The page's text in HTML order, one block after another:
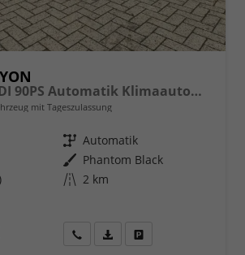
Trend 1.0 T-GDI 90PS Automatik Klimaautomatik Rückf.Kamera Parksensoren Sitzheizung Lenkradheizung Bluetooth Touchscreen Tempomat Apple CarPlay + Android Auto 16"LM
mit Tageszulassung
Getriebe Automatik
Außenfarbe Phantom Black
Kilometerstand 2 km